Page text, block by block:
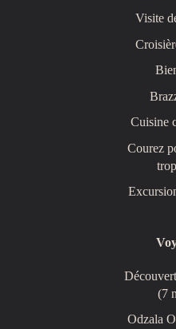
Visite
Cuisine
Courez
(7
Odzala